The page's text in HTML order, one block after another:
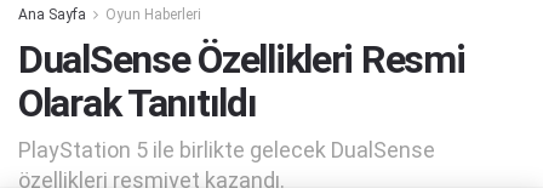
Ana Sayfa Oyun Haberleri
DualSense Özellikleri Resmi
Olarak Tanıtıldı
PlayStation 5 ile birlikte gelecek DualSense
özellikleri resmiyet kazandı.